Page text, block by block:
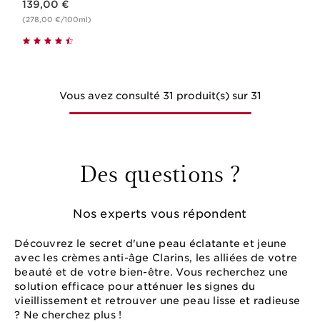
139,00 €
(278,00 €/100ml)
Vous avez consulté 31 produit(s) sur 31
Des questions ?
Nos experts vous répondent
Découvrez le secret d'une peau éclatante et jeune
avec les crèmes anti-âge Clarins, les alliées de votre
beauté et de votre bien-être. Vous recherchez une
solution efficace pour atténuer les signes du
vieillissement et retrouver une peau lisse et radieuse
? Ne cherchez plus !